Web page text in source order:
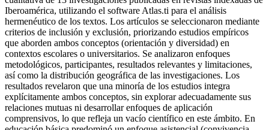
Iberoamérica, utilizando el software Atlas.ti para el análisis
hermenéutico de los textos. Los artículos se seleccionaron mediante
criterios de inclusión y exclusión, priorizando estudios empíricos
que aborden ambos conceptos (orientación y diversidad) en
contextos escolares o universitarios. Se analizaron enfoques
metodológicos, participantes, resultados relevantes y limitaciones,
así como la distribución geográfica de las investigaciones. Los
resultados revelaron que una minoría de los estudios integra
explícitamente ambos conceptos, sin explorar adecuadamente sus
relaciones mutuas ni desarrollar enfoques de aplicación
comprensivos, lo que refleja un vacío científico en este ámbito. En